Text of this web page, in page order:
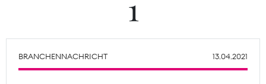
1
BRANCHENNACHRICHT 13.04.2021